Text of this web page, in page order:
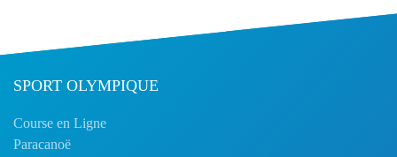
SPORT OLYMPIQUE
Course en Ligne
Paracanoë